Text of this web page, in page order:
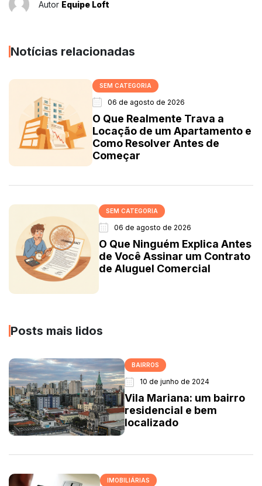
Autor Equipe Loft
Notícias relacionadas
SEM CATEGORIA
06 de agosto de 2026
O Que Realmente Trava a
Locação de um Apartamento e
Como Resolver Antes de
Começar
SEM CATEGORIA
06 de agosto de 2026
O Que Ninguém Explica Antes
de Você Assinar um Contrato
de Aluguel Comercial
Posts mais lidos
BAIRROS
10 de junho de 2024
Vila Mariana: um bairro
residencial e bem
localizado
IMOBILIÁRIAS